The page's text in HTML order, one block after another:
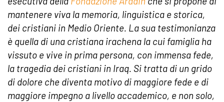
mantenere viva la memoria, linguistica e storica,
dei cristiani in Medio Oriente. La sua testimonianza
è quella di una cristiana irachena la cui famiglia ha
vissuto e vive in prima persona, con immensa fede,
la tragedia dei cristiani in Iraq. Si tratta di un grido
di dolore che diventa motivo di maggiore fede e di
maggiore impegno a livello accademico, e non solo,